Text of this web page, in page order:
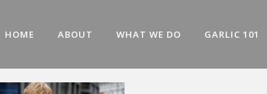
HOME ABOUT WHAT WE DO GARLIC 101